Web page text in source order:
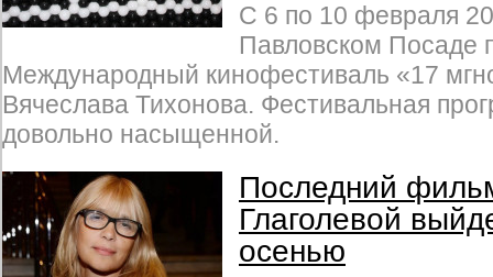
С 6 по 10 февраля
Павловском Посаде
Международный кинофестиваль «17
Вячеслава Тихонова. Фестивальная
довольно насыщенной.
Последний
Глаголевой
осенью